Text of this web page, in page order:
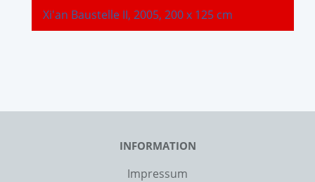
Xi'an Baustelle II, 2005, 200 x 125 cm
INFORMATION
Impressum